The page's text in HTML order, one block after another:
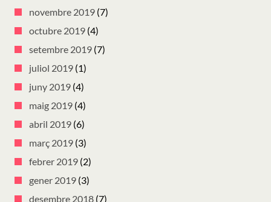
novembre 2019 (7)
octubre 2019 (4)
setembre 2019 (7)
juliol 2019 (1)
juny 2019 (4)
maig 2019 (4)
abril 2019 (6)
març 2019 (3)
febrer 2019 (2)
gener 2019 (3)
desembre 2018 (7)